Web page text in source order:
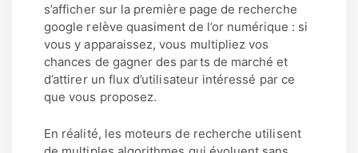
s’afficher sur la première page de recherche
google relève quasiment de l’or numérique : si
vous y apparaissez, vous multipliez vos
chances de gagner des parts de marché et
d’attirer un flux d’utilisateur intéressé par ce
que vous proposez.
En réalité, les moteurs de recherche utilisent